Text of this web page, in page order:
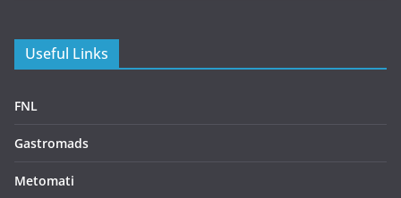
Useful Links
FNL
Gastromads
Metomati